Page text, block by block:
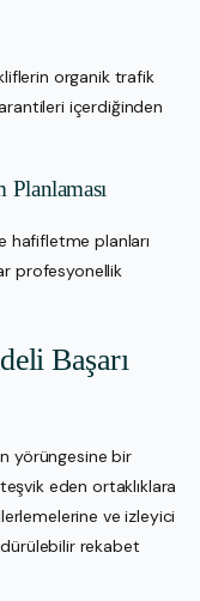
organik trafik
içerdiğinden
hafifletme planları
profesyonellik
Başarı
yörüngesine bir
eden ortaklıklara
ve izleyici
rekabet